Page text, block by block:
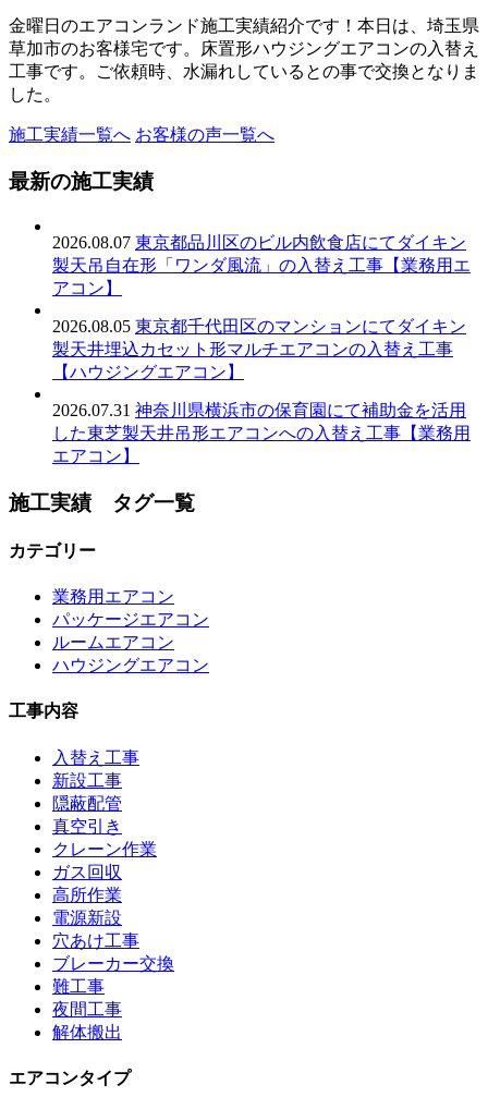
金曜日のエアコンランド施工実績紹介です！本日は、埼玉県
草加市のお客様宅です。床置形ハウジングエアコンの入替え
工事です。ご依頼時、水漏れしているとの事で交換となりま
した。
施工実績一覧へ お客様の声一覧へ
最新の施工実績
2026.08.07 東京都品川区のビル内飲食店にてダイキン
製天吊自在形「ワンダ風流」の入替え工事【業務用エ
アコン】
2026.08.05 東京都千代田区のマンションにてダイキン
製天井埋込カセット形マルチエアコンの入替え工事
【ハウジングエアコン】
2026.07.31 神奈川県横浜市の保育園にて補助金を活用
した東芝製天井吊形エアコンへの入替え工事【業務用
エアコン】
施工実績 タグ一覧
カテゴリー
業務用エアコン
パッケージエアコン
ルームエアコン
ハウジングエアコン
工事内容
入替え工事
新設工事
隠蔽配管
真空引き
クレーン作業
ガス回収
高所作業
電源新設
穴あけ工事
ブレーカー交換
難工事
夜間工事
解体搬出
エアコンタイプ